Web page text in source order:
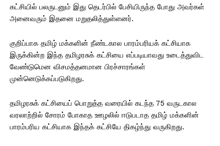
கட்சியில் பலருடனும் இது தெடர்பில் பேசியிருந்த போது அவர்கள்
அனைவரும் இதனை மறுதலித்துள்ளனர்.
குறிப்பாக தமிழ் மக்களின் நீண்டகால பாரம்பரியக் கட்சியாக
இருக்கின்ற இந்த தமிழரசுக் கட்சியை எப்படியாவது உடைத்துவிட
வேண்டுமென விசமத்தனமான பிரச்சாரங்கள்
முன்னெடுக்கப்படுகிறது.
தமிழரசுக் கட்சியைப் பொறுத்த வரையில் கடந்த 75 வருடகால
வரலாற்றில் சோரம் போகாத ஊழலில் ஈடுபடாத தமிழ் மக்களின்
பாரம்பரிய கட்சியாக இந்தக் கட்சியே திகழ்ந்து வருகிறது.